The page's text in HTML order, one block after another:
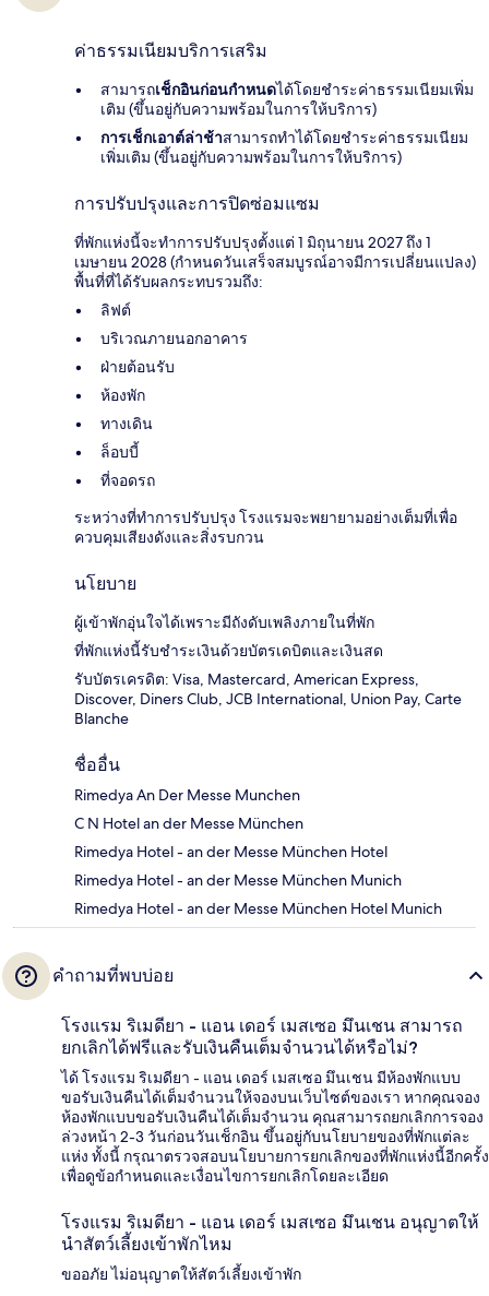
ค่าธรรมเนียมบริการเสริม
สามารถเช็กอินก่อนกำหนดได้โดยชำระค่าธรรมเนียมเพิ่ม
เติม (ขึ้นอยู่กับความพร้อมในการให้บริการ)
การเช็กเอาต์ล่าช้าสามารถทำได้โดยชำระค่าธรรมเนียม
เพิ่มเติม (ขึ้นอยู่กับความพร้อมในการให้บริการ)
การปรับปรุงและการปิดซ่อมแซม
ที่พักแห่งนี้จะทำการปรับปรุงตั้งแต่ 1 มิถุนายน 2027 ถึง 1
เมษายน 2028 (กำหนดวันเสร็จสมบูรณ์อาจมีการเปลี่ยนแปลง)
พื้นที่ที่ได้รับผลกระทบรวมถึง:
ลิฟต์
บริเวณภายนอกอาคาร
ฝ่ายต้อนรับ
ห้องพัก
ทางเดิน
ล็อบบี้
ที่จอดรถ
ระหว่างที่ทำการปรับปรุง โรงแรมจะพยายามอย่างเต็มที่เพื่อ
ควบคุมเสียงดังและสิ่งรบกวน
นโยบาย
ผู้เข้าพักอุ่นใจได้เพราะมีถังดับเพลิงภายในที่พัก
ที่พักแห่งนี้รับชำระเงินด้วยบัตรเดบิตและเงินสด
รับบัตรเครดิต: Visa, Mastercard, American Express,
Discover, Diners Club, JCB International, Union Pay, Carte
Blanche
ชื่ออื่น
Rimedya An Der Messe Munchen
C N Hotel an der Messe München
Rimedya Hotel - an der Messe München Hotel
Rimedya Hotel - an der Messe München Munich
Rimedya Hotel - an der Messe München Hotel Munich
คำถามที่พบบ่อย
โรงแรม ริเมดียา - แอน เดอร์ เมสเซอ มึนเชน สามารถ
ยกเลิกได้ฟรีและรับเงินคืนเต็มจำนวนได้หรือไม่?
ได้ โรงแรม ริเมดียา - แอน เดอร์ เมสเซอ มึนเชน มีห้องพักแบบ
ขอรับเงินคืนได้เต็มจำนวนให้จองบนเว็บไซต์ของเรา หากคุณจอง
ห้องพักแบบขอรับเงินคืนได้เต็มจำนวน คุณสามารถยกเลิกการจอง
ล่วงหน้า 2-3 วันก่อนวันเช็กอิน ขึ้นอยู่กับนโยบายของที่พักแต่ละ
แห่ง ทั้งนี้ กรุณาตรวจสอบนโยบายการยกเลิกของที่พักแห่งนี้อีกครั้ง
เพื่อดูข้อกำหนดและเงื่อนไขการยกเลิกโดยละเอียด
โรงแรม ริเมดียา - แอน เดอร์ เมสเซอ มึนเชน อนุญาตให้
นำสัตว์เลี้ยงเข้าพักไหม
ขออภัย ไม่อนุญาตให้สัตว์เลี้ยงเข้าพัก